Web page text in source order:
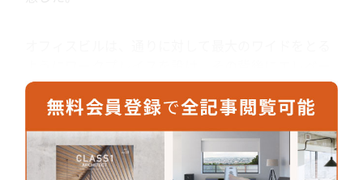
ターや階段、機械室などの機能を伴ったコアを設け
るのが一般的だが、「REVZO虎ノ門」ではコアを建
物の東西に分離して配置し、南北に開かれた大空間
をつくる計画とした。建物の奥行きは18m程度と浅
いため、南北に大きく取った窓からワークプレイス